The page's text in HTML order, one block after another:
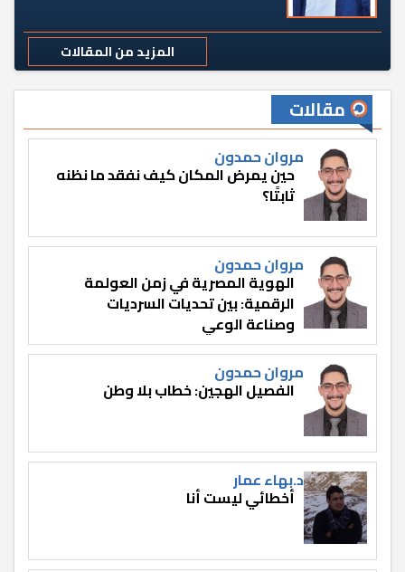
المزيد من المقالات
مقالات
مروان حمدون
حين يمرض المكان كيف نفقد ما نظنه
ثابتًا؟
مروان حمدون
الهوية المصرية في زمن العولمة
الرقمية: بين تحديات السرديات
وصناعة الوعي
مروان حمدون
الفصيل الهجين: خطاب بلا وطن
د.بهاء عمار
أخطائي ليست أنا